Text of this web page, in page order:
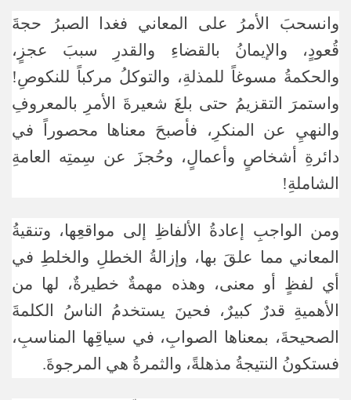
وانسحبَ الأمرُ على المعاني فغدا الصبرُ حجةَ
قُعودٍ، والإيمانُ بالقضاءِ والقدرِ سببَ عجزٍ،
والحكمةُ مسوغاً للمذلةِ، والتوكلُ مركباً للنكوصِ!
واستمرَ التقزيمُ حتى بلغَ شعيرةَ الأمرِ بالمعروفِ
والنهيِ عن المنكرِ، فأصبحَ معناها محصوراً في
دائرةِ أشخاصٍ وأعمالٍ، وحُجزَ عن سِمتِه العامةِ
الشاملةِ!
ومن الواجبِ إعادةُ الألفاظِ إلى مواقعِها، وتنقيةُ
المعاني مما علقَ بها، وإزالةُ الخطلِ والخلطِ في
أي لفظٍ أو معنى، وهذه مهمةٌ خطيرةٌ، لها من
الأهميةِ قدرٌ كبيرٌ، فحينَ يستخدمُ الناسُ الكلمةَ
الصحيحةَ، بمعناها الصوابِ، في سياقِها المناسبِ،
فستكونُ النتيجةُ مذهلةً، والثمرةُ هي المرجوةَ.